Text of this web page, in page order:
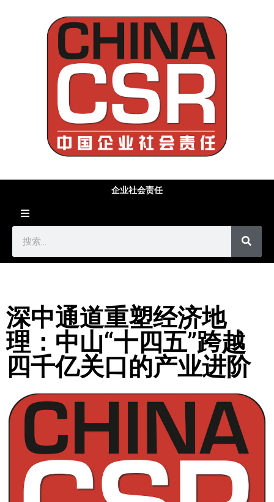
企业社会责任
深中通道重塑经济地
理：中山“十四五”跨越
四千亿关口的产业进阶